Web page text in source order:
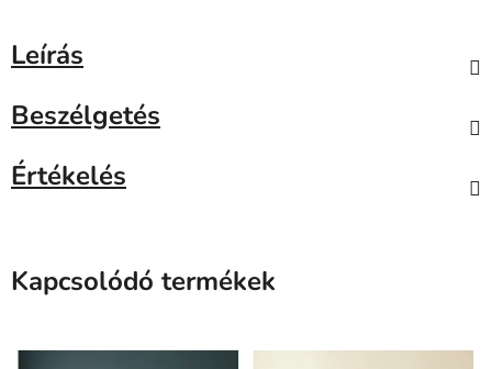
Leírás
Beszélgetés
Értékelés
Kapcsolódó termékek